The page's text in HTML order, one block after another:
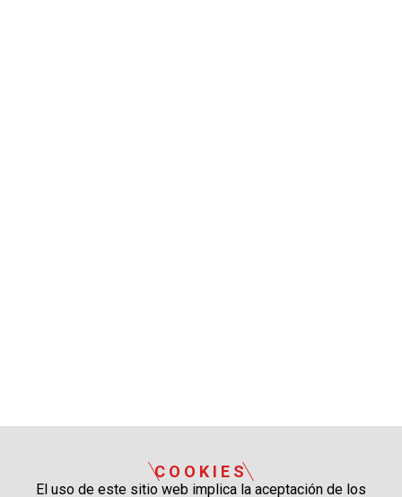
COOKIES
El uso de este sitio web implica la aceptación de los